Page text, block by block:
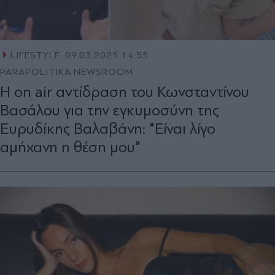
LIFESTYLE 09.03.2025 14:55
PARAPOLITIKA NEWSROOM
Η on air αντίδραση του Κωνσταντίνου
Βασάλου για την εγκυμοσύνη της
Ευρυδίκης Βαλαβάνη: "Είναι λίγο
αμήχανη η θέση μου"